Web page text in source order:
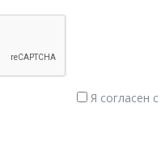
Я согласен с